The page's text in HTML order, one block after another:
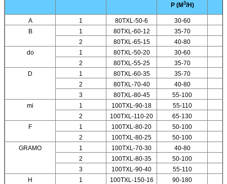
P (M3/H)
A 1 80TXL-50-6
30-60
B
1 80TXL-60-12 35-70
2
80TXL-65-15 40-80
do
1 80TXL-50-20 30-60
2
80TXL-55-25 35-70
D
1 80TXL-60-35 35-70
2
80TXL-70-40 40-80
3
80TXL-80-45 55-100
mi
1 100TXL-90-18 55-110
2
100TXL-110-20 65-130
F
1 100TXL-80-20 50-100
2
100TXL-80-25 50-100
GRAMO
1 100TXL-70-30 40-80
2
100TXL-80-35 50-100
3
100TXL-90-40 55-110
H
1 100TXL-150-16 90-180